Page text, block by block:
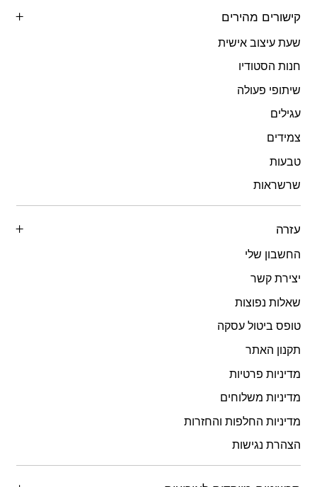
קישורים מהירים
שעת עיצוב אישית
חנות הסטודיו
שיתופי פעולה
עגילים
צמידים
טבעות
שרשראות
עזרה
החשבון שלי
יצירת קשר
שאלות נפוצות
טופס ביטול עסקה
תקנון האתר
מדיניות פרטיות
מדיניות משלוחים
מדיניות החלפות והחזרות
הצהרת נגישות